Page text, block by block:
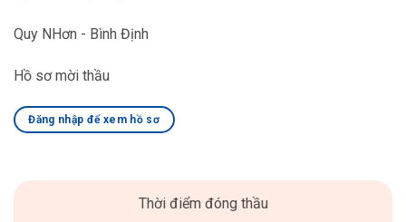
Quy NHơn - Bình Định
Hồ sơ mời thầu
Đăng nhập để xem hồ sơ
Thời điểm đóng thầu